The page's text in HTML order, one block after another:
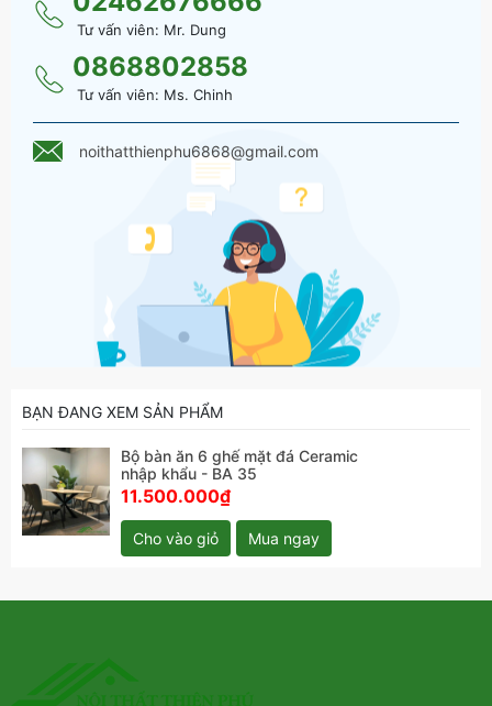
Tủ quần áo
Thông tin : Nội thất Thiên Phú
* Đặt hàng online tại website: noithatthienphu.com
* Số hotline: 0868 802 858
* Facebook:
Nội thất thiên phú
* Email : noithatthienphu6868@gmail.com
Tư vấn viên: Mr. Dung
0868802858
Tư vấn viên: Ms. Chinh
noithatthienphu6868@gmail.com
BẠN ĐANG XEM SẢN PHẨM
Bộ bàn ăn 6 ghế mặt đá Ceramic
nhập khẩu - BA 35
11.500.000₫
Cho vào giỏ Mua ngay